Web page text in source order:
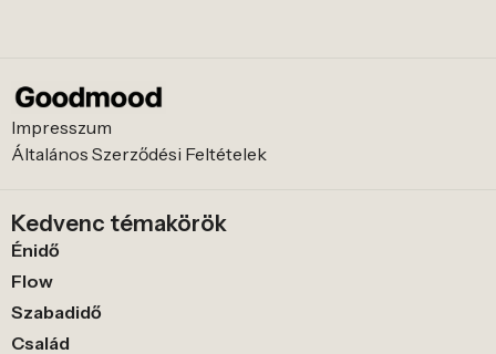
Impresszum
Általános Szerződési Feltételek
Kedvenc témakörök
Énidő
Flow
Szabadidő
Család